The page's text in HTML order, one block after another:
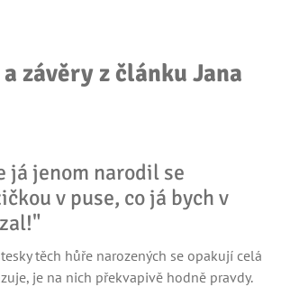
závěry z článku Jana
já jenom narodil se
v puse, co já bych v
těch hůře narozených se opakují celá
je na nich překvapivě hodně pravdy.